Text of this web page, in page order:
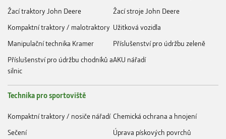
Žací traktory John Deere
Žací stroje John Deere
Kompaktní traktory / malotraktory Užitková vozidla
Manipulační technika Kramer
Příslušenství pro údržbu zeleně
Příslušenství pro údržbu chodníků a
silnic
AKU nářadí
Technika pro sportoviště
Kompaktní traktory / nosiče nářadí Chemická ochrana a hnojení
Sečení
Úprava pískových povrchů